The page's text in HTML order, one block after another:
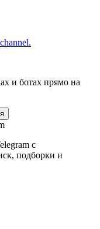
и ботаx прямо на
с
подборки и